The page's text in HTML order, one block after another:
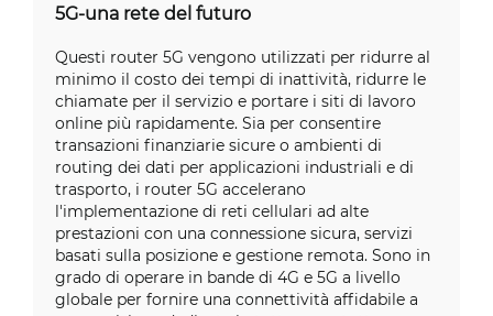
5G-una rete del futuro
Questi router 5G vengono utilizzati per ridurre al
minimo il costo dei tempi di inattività, ridurre le
chiamate per il servizio e portare i siti di lavoro
online più rapidamente. Sia per consentire
transazioni finanziarie sicure o ambienti di
routing dei dati per applicazioni industriali e di
trasporto, i router 5G accelerano
l'implementazione di reti cellulari ad alte
prestazioni con una connessione sicura, servizi
basati sulla posizione e gestione remota. Sono in
grado di operare in bande di 4G e 5G a livello
globale per fornire una connettività affidabile a